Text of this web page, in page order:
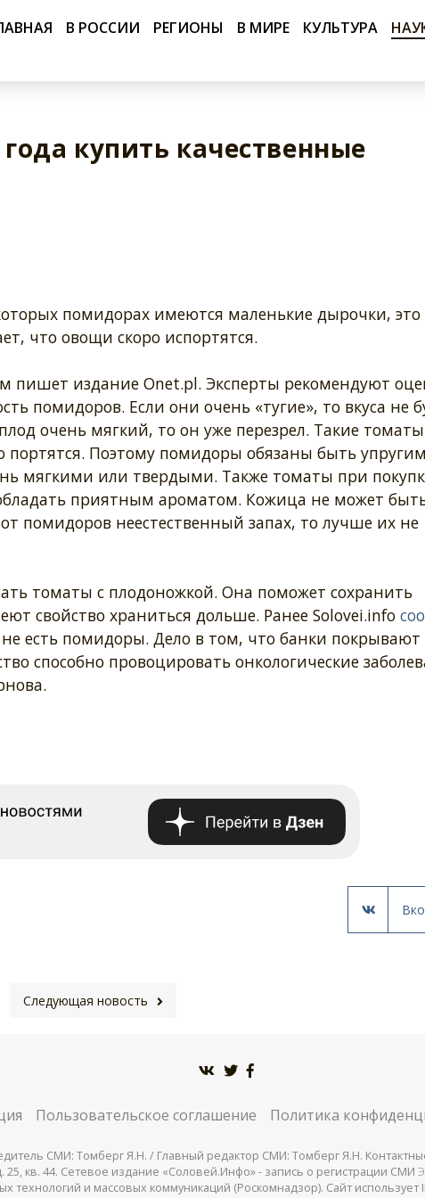
В РОССИИ РЕГИОНЫ В МИРЕ КУЛЬТУРА
купить качественные
помидорах имеются маленькие дырочки, это
что овощи скоро испортятся.
пишет издание Onet.pl. Эксперты рекомендуют
помидоров. Если они очень «тугие», то вкуса не
очень мягкий, то он уже перезрел. Такие томаты
портятся. Поэтому помидоры обязаны быть
мягкими или твердыми. Также томаты при
приятным ароматом. Кожица не может
помидоров неестественный запах, то лучше их не
томаты с плодоножкой. Она поможет сохранить
свойство храниться дольше. Ранее Solovei.info
есть помидоры. Дело в том, что банки покрывают
способно провоцировать онкологические
Следующая новость
Пользовательское соглашение Политика
СМИ: Томберг Я.Н. / Главный редактор СМИ: Томберг Я.Н.
25, кв. 44. Сетевое издание «Соловей.Инфо» - запись о регистрации СМИ
технологий и массовых коммуникаций (Роскомнадзор). Сайт